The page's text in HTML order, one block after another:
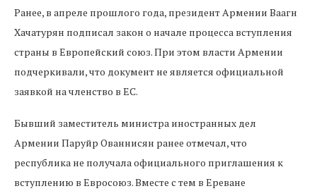
Ранее, в апреле прошлого года, президент Армении Ваагн
Хачатурян подписал закон о начале процесса вступления
страны в Европейский союз. При этом власти Армении
подчеркивали, что документ не является официальной
заявкой на членство в ЕС.
Бывший заместитель министра иностранных дел
Армении Паруйр Ованнисян ранее отмечал, что
республика не получала официального приглашения к
вступлению в Евросоюз. Вместе с тем в Ереване